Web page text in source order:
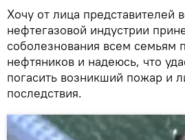
Хочу от лица представителей
нефтегазовой индустрии
соболезнования всем семьям
нефтяников и надеюсь, что
погасить возникший пожар и
последствия.